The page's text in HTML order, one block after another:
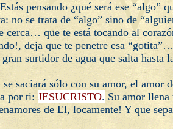
pensando ¿qué será ese “algo”
no se trata de “algo” sino de
cerca… que te está tocando al
deja que te penetre esa
surtidor de agua que salta hasta
se saciará sólo con su amor, el amor
por ti: JESUCRISTO. Su amor llena
de El, locamente! Y que